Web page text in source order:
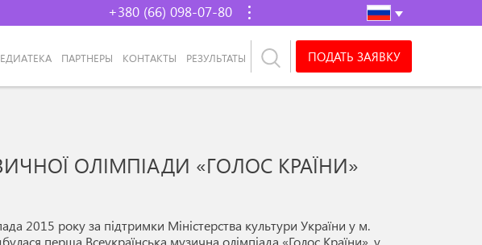
+380 (66) 098-07-80
ПАРТНЕРЫ КОНТАКТЫ РЕЗУЛЬТАТЫ ПОДАТЬ ЗАЯВКУ
ОЛІМПІАДИ «ГОЛОС КРАЇНИ»
2015 року за підтримки Міністерства культури України у м.